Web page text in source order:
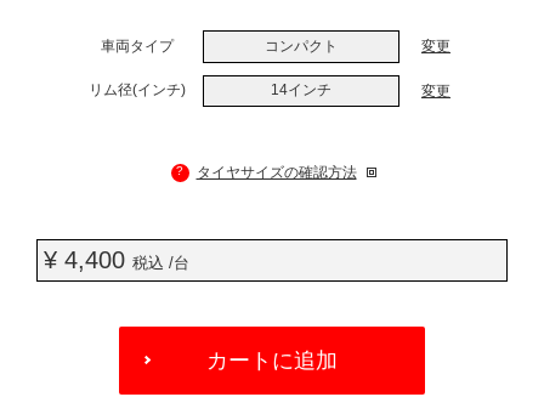
車両タイプ コンパクト 変更
リム径(インチ) 14インチ 変更
? タイヤサイズの確認方法
¥ 4,400 税込 /台
OPTIONS
カートに追加